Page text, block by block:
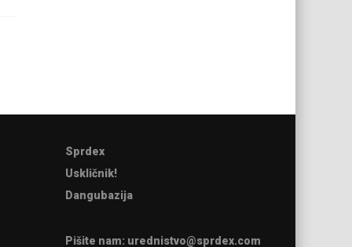
Sprdex
Uskličnik!
Dangubazija
Pišite nam: urednistvo@sprdex.com